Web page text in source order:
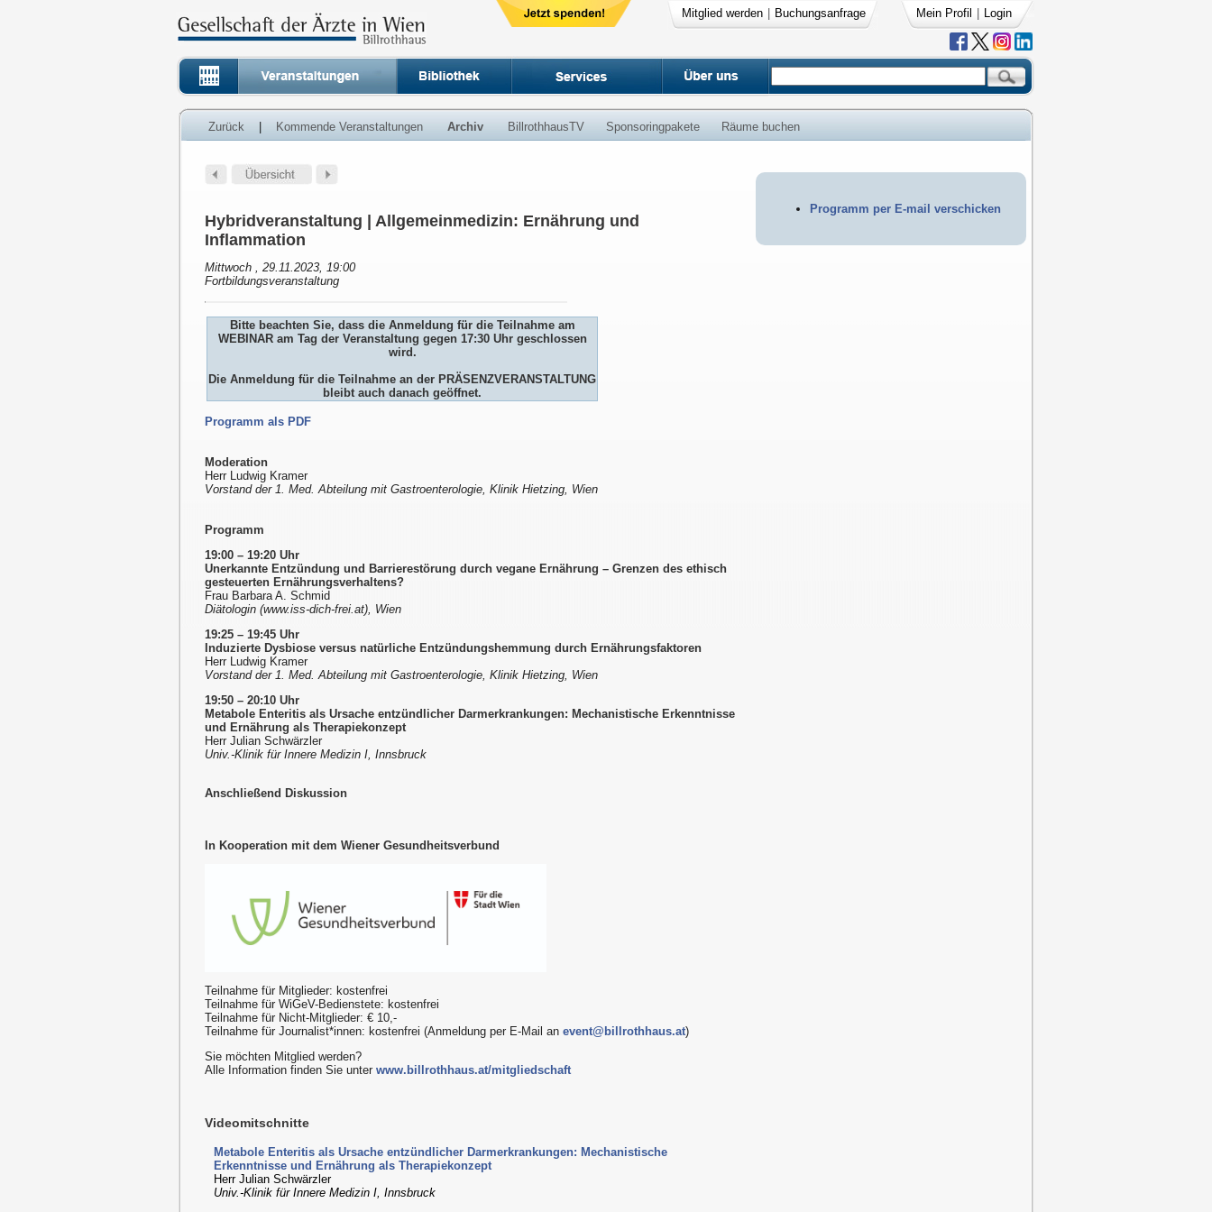
Mitglied werden Buchungsanfrage Mein Profil Login
Zurück Kommende Veranstaltungen Archiv BillrothhausTV Sponsoringpakete Räume buchen
Programm per E-mail verschicken
Hybridveranstaltung | Allgemeinmedizin: Ernährung und
Inflammation
Mittwoch , 29.11.2023, 19:00
Fortbildungsveranstaltung
Bitte beachten Sie, dass die Anmeldung für die Teilnahme am
WEBINAR am Tag der Veranstaltung gegen 17:30 Uhr geschlossen
wird.
Die Anmeldung für die Teilnahme an der PRÄSENZVERANSTALTUNG
bleibt auch danach geöffnet.
Programm als PDF
Moderation
Herr Ludwig Kramer
Vorstand der 1. Med. Abteilung mit Gastroenterologie, Klinik Hietzing, Wien
Programm
19:00 – 19:20 Uhr
Unerkannte Entzündung und Barrierestörung durch vegane Ernährung – Grenzen des ethisch
gesteuerten Ernährungsverhaltens?
Frau Barbara A. Schmid
Diätologin (www.iss-dich-frei.at), Wien
19:25 – 19:45 Uhr
Induzierte Dysbiose versus natürliche Entzündungshemmung durch Ernährungsfaktoren
Herr Ludwig Kramer
Vorstand der 1. Med. Abteilung mit Gastroenterologie, Klinik Hietzing, Wien
19:50 – 20:10 Uhr
Metabole Enteritis als Ursache entzündlicher Darmerkrankungen: Mechanistische Erkenntnisse
und Ernährung als Therapiekonzept
Herr Julian Schwärzler
Univ.-Klinik für Innere Medizin I, Innsbruck
Anschließend Diskussion
In Kooperation mit dem Wiener Gesundheitsverbund
Teilnahme für Mitglieder: kostenfrei
Teilnahme für WiGeV-Bedienstete: kostenfrei
Teilnahme für Nicht-Mitglieder: € 10,-
Teilnahme für Journalist*innen: kostenfrei (Anmeldung per E-Mail an event@billrothhaus.at)
Sie möchten Mitglied werden?
Alle Information finden Sie unter www.billrothhaus.at/mitgliedschaft
Videomitschnitte
Metabole Enteritis als Ursache entzündlicher Darmerkrankungen: Mechanistische
Erkenntnisse und Ernährung als Therapiekonzept
Herr Julian Schwärzler
Univ.-Klinik für Innere Medizin I, Innsbruck